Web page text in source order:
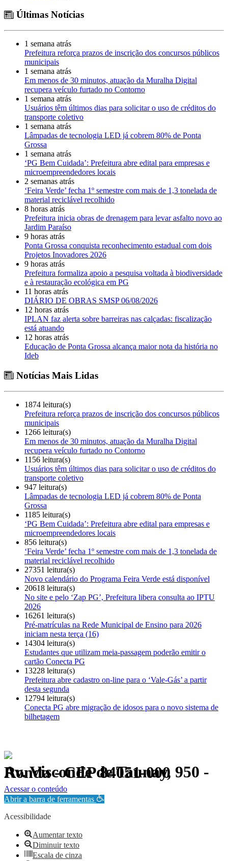
Últimas Notícias
1 semana atrás
Prefeitura reforça prazos de inscrição dos concursos públicos
municipais
1 semana atrás
Em menos de 30 minutos, atuação da Muralha Digital
recupera veículo furtado no Contorno
1 semana atrás
Usuários têm últimos dias para solicitar o uso de créditos do
transporte coletivo
1 semana atrás
Lâmpadas de tecnologia LED já cobrem 80% de Ponta
Grossa
1 semana atrás
‘PG Bem Cuidada’: Prefeitura abre edital para empresas e
microempreendedores locais
2 semanas atrás
‘Feira Verde’ fecha 1º semestre com mais de 1,3 tonelada de
material reciclável recolhido
8 horas atrás
Prefeitura inicia obras de drenagem para levar asfalto novo ao
Jardim Paraíso
9 horas atrás
Ponta Grossa conquista reconhecimento estadual com dois
Projetos Inovadores 2026
9 horas atrás
Prefeitura formaliza apoio a pesquisa voltada à biodiversidade
e à restauração ecológica em PG
11 horas atrás
DIÁRIO DE OBRAS SMSP 06/08/2026
12 horas atrás
IPLAN faz alerta sobre barreiras nas calçadas: fiscalização
está atuando
12 horas atrás
Educação de Ponta Grossa alcança maior nota da história no
Ideb
Notícias Mais Lidas
1874 leitura(s)
Prefeitura reforça prazos de inscrição dos concursos públicos
municipais
1266 leitura(s)
Em menos de 30 minutos, atuação da Muralha Digital
recupera veículo furtado no Contorno
1156 leitura(s)
Usuários têm últimos dias para solicitar o uso de créditos do
transporte coletivo
947 leitura(s)
Lâmpadas de tecnologia LED já cobrem 80% de Ponta
Grossa
1185 leitura(s)
‘PG Bem Cuidada’: Prefeitura abre edital para empresas e
microempreendedores locais
856 leitura(s)
‘Feira Verde’ fecha 1º semestre com mais de 1,3 tonelada de
material reciclável recolhido
27351 leitura(s)
Novo calendário do Programa Feira Verde está disponível
20618 leitura(s)
No site e pelo ‘Zap PG’, Prefeitura libera consulta ao IPTU
2026
16261 leitura(s)
Pré-matrículas na Rede Municipal de Ensino para 2026
iniciam nesta terça (16)
14304 leitura(s)
Estudantes que utilizam meia-passagem poderão emitir o
cartão Conecta PG
13228 leitura(s)
Prefeitura abre cadastro on-line para o ‘Vale-Gás’ a partir
desta segunda
12794 leitura(s)
Conecta PG abre migração de idosos para o novo sistema de
bilhetagem
Av. Visconde de Taunay, 950 - Ronda - CEP 84051-000
Política de Privacidade.
Acessar o conteúdo
Abrir a barra de ferramentas
Acessibilidade
Aumentar texto
Diminuir texto
Escala de cinza